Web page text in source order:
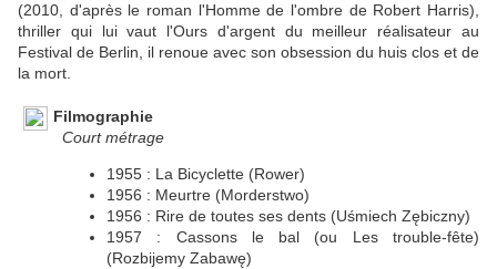
(2010, d'après le roman l'Homme de l'ombre de Robert Harris),
thriller qui lui vaut l'Ours d'argent du meilleur réalisateur au
Festival de Berlin, il renoue avec son obsession du huis clos et de
la mort.
Filmographie
Court métrage
1955 : La Bicyclette (Rower)
1956 : Meurtre (Morderstwo)
1956 : Rire de toutes ses dents (Uśmiech Zębiczny)
1957 : Cassons le bal (ou Les trouble-fête)
(Rozbijemy Zabawę)